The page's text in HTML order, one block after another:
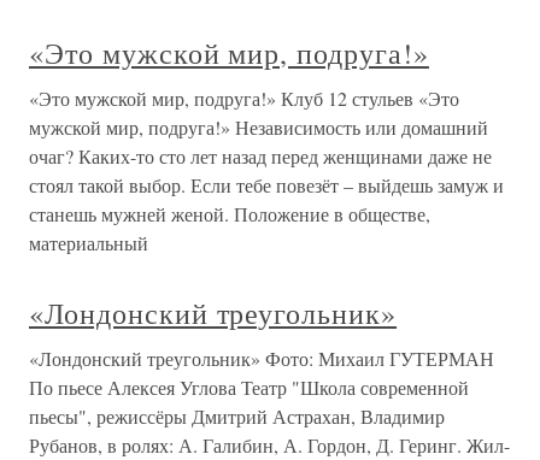
«Это мужской мир, подруга!»
«Это мужской мир, подруга!» Клуб 12 стульев «Это
мужской мир, подруга!» Независимость или домашний
очаг? Каких-то сто лет назад перед женщинами даже не
стоял такой выбор. Если тебе повезёт – выйдешь замуж и
станешь мужней женой. Положение в обществе,
материальный
«Лондонский треугольник»
«Лондонский треугольник» Фото: Михаил ГУТЕРМАН
По пьесе Алексея Углова Театр "Школа современной
пьесы", режиссёры Дмитрий Астрахан, Владимир
Рубанов, в ролях: А. Галибин, А. Гордон, Д. Геринг. Жил-